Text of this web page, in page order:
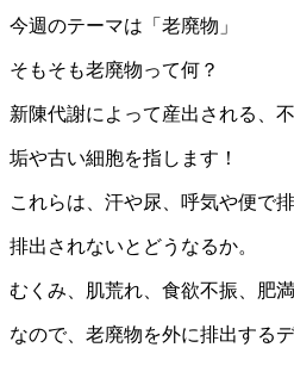
今週のテーマは「老廃物」
そもそも老廃物って何？
新陳代謝によって産出される、不
垢や古い細胞を指します！
これらは、汗や尿、呼気や便で
排出されないとどうなるか。
むくみ、肌荒れ、食欲不振、肥満
なので、老廃物を外に排出する